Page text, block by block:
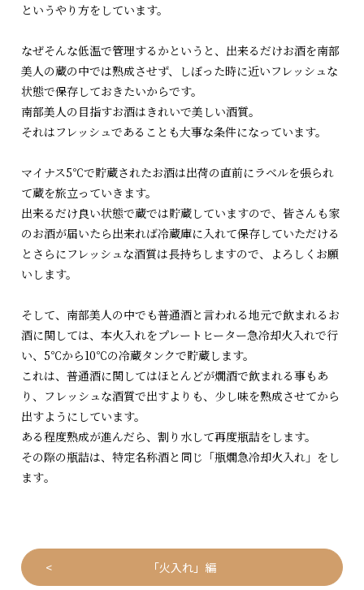
とい うやり方をしています。
なぜそんな低温で管理するかというと、出来るだけお酒を南部
美人の蔵の中では熟成させず、しぼった時に近いフレッシュな
状態で保存しておきたいからです。
南部美人の目指すお酒はきれいで美しい酒質。
それはフレッシュであることも大事な条件になっています。
マイナス5℃で貯蔵されたお酒は出荷の直前にラベルを張られ
て蔵を旅立っていきます。
出来るだけ良い状態で蔵では貯蔵していますので、皆さんも家
のお酒が届いたら出来れば冷蔵庫に入れて保存していただける
とさらにフレッシュな酒質は長持ちしますので、よろしくお願
いします。
そして、南部美人の中でも普通酒と言われる地元で飲まれるお
酒に関しては、本火入れをプレートヒーター急冷却火入れで行
い、5℃から10℃の冷蔵タンクで貯蔵します。
これは、普通酒に関してはほとんどが燗酒で飲まれる事もあ
り、フ レッシュな酒質で出すよりも、少し味を熟成させてから
出すように しています。
ある程度熟成が進んだら、割り水して再度瓶詰をします。
その際の瓶詰は、特定名称酒と同じ「瓶燗急冷却火入れ」をし
ます。
「火入れ」編